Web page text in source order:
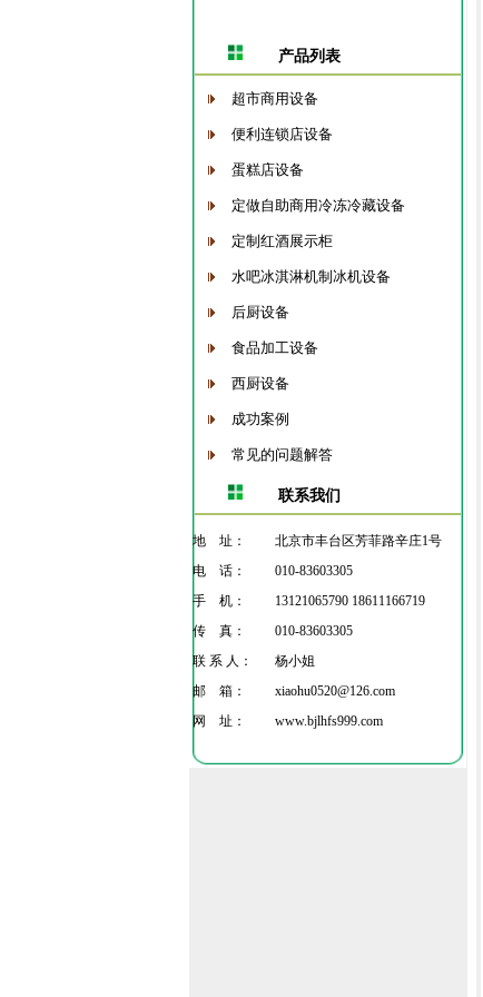
产品列表
超市商用设备
便利连锁店设备
蛋糕店设备
定做自助商用冷冻冷藏设备
定制红酒展示柜
水吧冰淇淋机制冰机设备
后厨设备
食品加工设备
西厨设备
成功案例
常见的问题解答
联系我们
地 址：
北京市丰台区芳菲路辛庄1号
电 话：
010-83603305
手 机：
13121065790 18611166719
传 真：
010-83603305
联 系 人：
杨小姐
邮 箱：
xiaohu0520@126.com
网 址：
www.bjlhfs999.com